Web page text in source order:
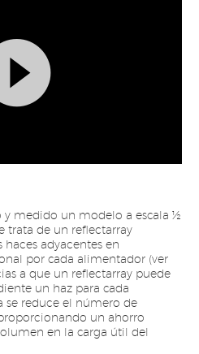
y medido un modelo a escala ½
trata de un reflectarray
adyacentes en
por cada alimentador (ver
a que un reflectarray puede
un haz para cada
se reduce el número de
un ahorro
en la carga útil del